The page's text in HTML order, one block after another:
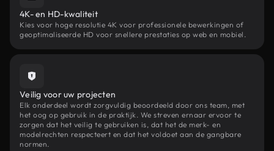
4K- en HD-kwaliteit
Kies voor hoge resolutie 4K voor professionele bewerkingen of
geoptimaliseerde HD voor snellere prestaties op web en mobiel.
Veilig voor uw projecten
Elk onderdeel wordt zorgvuldig beoordeeld door ons team, met
het oog op gebruik in de praktijk. We streven ernaar ervoor te
zorgen dat het veilig te gebruiken is, dat het de merk- en
modelrechten respecteert en dat het voldoet aan de gangbare
normen.